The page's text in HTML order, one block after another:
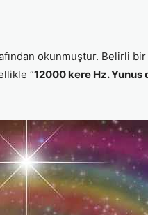
okunmuştur. Belirli
“12000 kere Hz. Yunus